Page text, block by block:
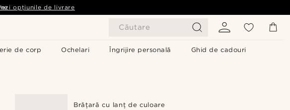
Căutare
de corp Ochelari Îngrijire personală Ghid de cadouri
opțiunile de livrare
Brățară cu lanț de culoare